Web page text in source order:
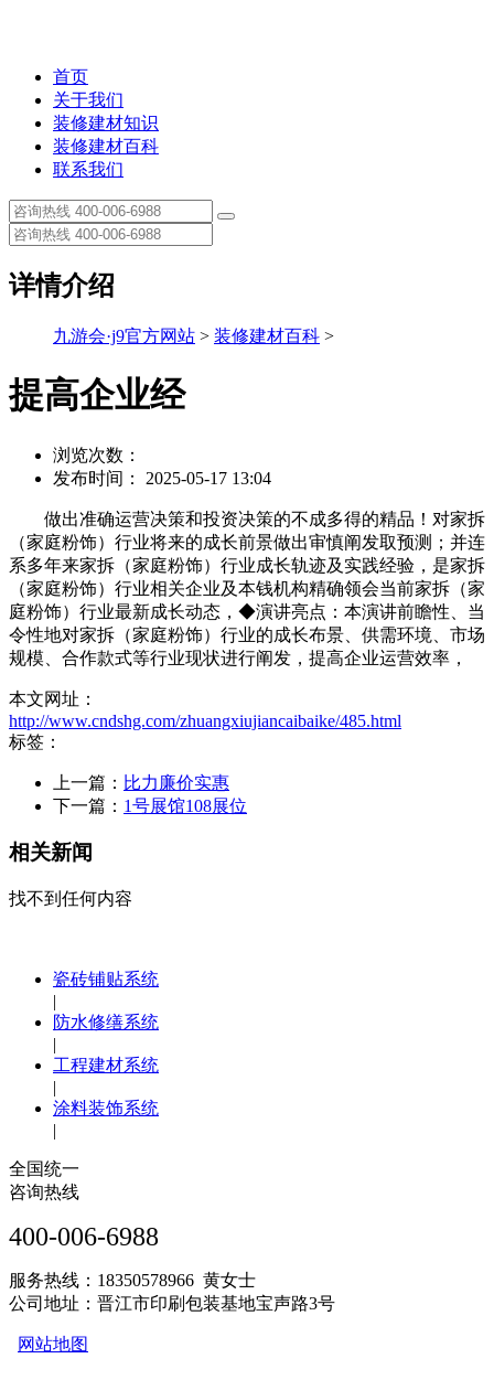
首页
关于我们
装修建材知识
装修建材百科
联系我们
详情介绍
九游会·j9官方网站 > 装修建材百科 >
提高企业经
浏览次数：
发布时间： 2025-05-17 13:04
做出准确运营决策和投资决策的不成多得的精品！对家拆
（家庭粉饰）行业将来的成长前景做出审慎阐发取预测；并连
系多年来家拆（家庭粉饰）行业成长轨迹及实践经验，是家拆
（家庭粉饰）行业相关企业及本钱机构精确领会当前家拆（家
庭粉饰）行业最新成长动态，◆演讲亮点：本演讲前瞻性、当
令性地对家拆（家庭粉饰）行业的成长布景、供需环境、市场
规模、合作款式等行业现状进行阐发，提高企业运营效率，
本文网址：
http://www.cndshg.com/zhuangxiujiancaibaike/485.html
标签：
上一篇： 比力廉价实惠
下一篇： 1号展馆108展位
相关新闻
找不到任何内容
瓷砖铺贴系统
|
防水修缮系统
|
工程建材系统
|
涂料装饰系统
|
全国统一
咨询热线
400-006-6988
服务热线：18350578966 黄女士
公司地址：晋江市印刷包装基地宝声路3号
网站地图